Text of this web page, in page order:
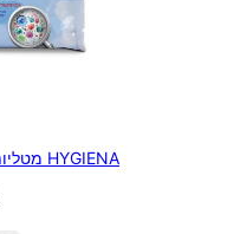
HYGIENA מטליות חיטוי אנטיבקטריאליות